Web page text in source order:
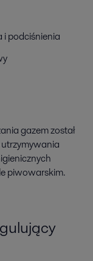
i podciśnienia
gazem został
piwowarskim.